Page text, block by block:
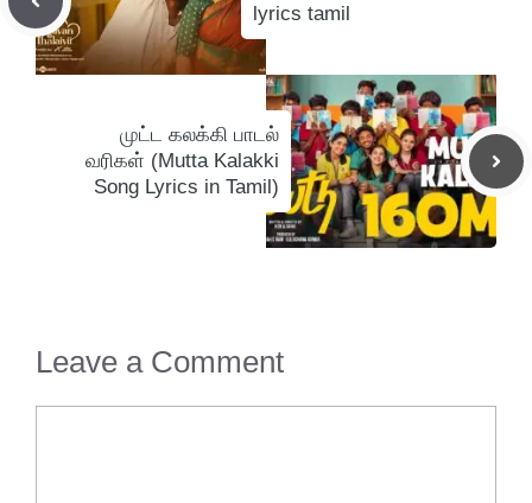
lyrics tamil
முட்ட கலக்கி பாடல்
வரிகள் (Mutta Kalakki
Song Lyrics in Tamil)
Leave a Comment